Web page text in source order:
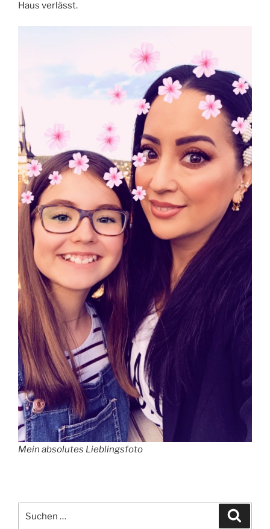
Haus verlässt.
Mein absolutes Lieblingsfoto
nach: